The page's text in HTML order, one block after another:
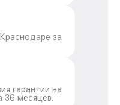
за
гарантии на
36 месяцев.